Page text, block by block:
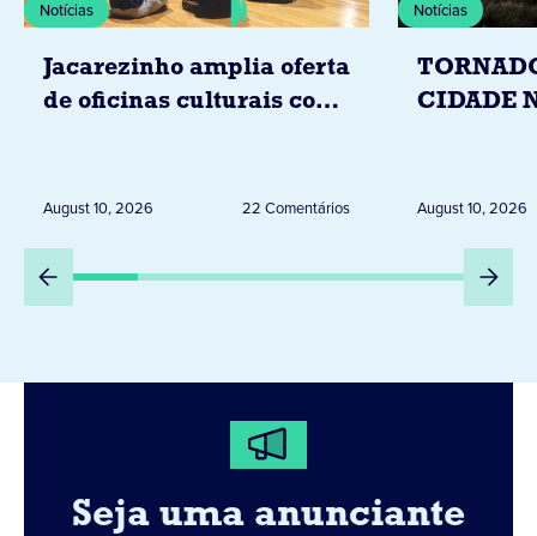
Notícias
Jacarezinho amplia oferta
de oficinas culturais com
August 10, 2026 22 Comentários
Notícias
CIDADE
RURAL
August 10, 2026
Seja uma anunciante